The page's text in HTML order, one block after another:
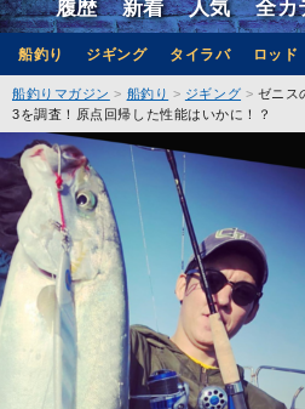
履歴 新着 人気 全カ
船釣り ジギング タイラバ ロッド
船釣りマガジン 船釣り ジギング
ゼニス
3を調査！原点回帰した性能はいかに！？